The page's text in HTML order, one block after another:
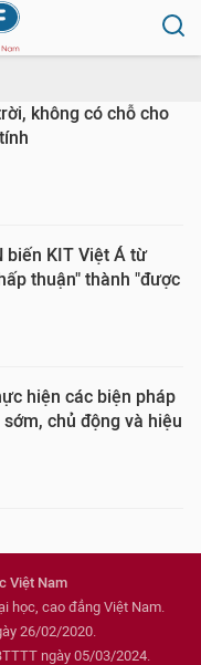
không có chỗ cho
biến KIT Việt Á từ
thuận" thành "được
hiện các biện pháp
chủ động và hiệu
Việt Nam
học, cao đẳng Việt Nam.
26/02/2020.
ngày 05/03/2024.